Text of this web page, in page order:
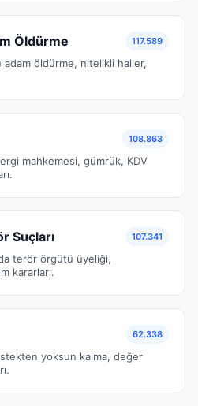
Öldürme 117.589
öldürme, nitelikli haller,
108.863
mahkemesi, gümrük, KDV
Suçları 107.341
terör örgütü üyeliği,
kararları.
62.338
yoksun kalma, değer